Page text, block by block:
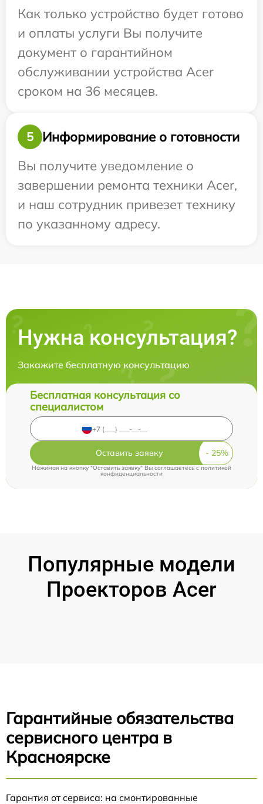
Как только устройство будет готово
и оплаты услуги Вы получите
документ о гарантийном
обслуживании устройства Acer
сроком на 36 месяцев.
5
Информирование о готовности
Вы получите уведомление о
завершении ремонта техники Acer,
и наш сотрудник привезет технику
по указанному адресу.
Нужна консультация?
Закажите бесплатную консультацию
Бесплатная консультация со
специалистом
Оставить заявку
Нажимая на кнопку "Оставить заявку" Вы соглашаетесь cполитикой
конфиденциальности
Популярные модели
Проекторов Acer
Гарантийные обязательства
сервисного центра в
Красноярске
Гарантия от сервиса: на смонтированные